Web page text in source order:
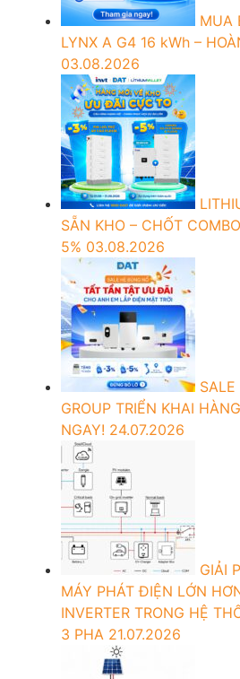
MUA
LYNX A G4 16 kWh –
03.08.2026
SẴN KHO – CHỐT
5% 03.08.2026
GROUP TRIỂN KHAI
NGAY! 24.07.2026
GIẢI
MÁY PHÁT ĐIỆN LỚN
INVERTER TRONG HỆ
3 PHA 21.07.2026